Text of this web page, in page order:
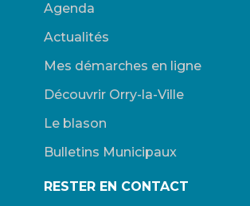
Agenda
Actualités
Mes démarches en ligne
Découvrir Orry-la-Ville
Le blason
Bulletins Municipaux
RESTER EN CONTACT